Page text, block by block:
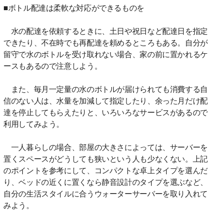
■ボトル配達は柔軟な対応ができるものを
水の配達を依頼するときに、土日や祝日など配達日を指定
できたり、不在時でも再配達を頼めるところもある。自分が
留守で水のボトルを受け取れない場合、家の前に置かれるケ
ースもあるので注意しよう。
また、毎月一定量の水のボトルが届けられても消費する自
信のない人は、水量を加減して指定したり、余った月だけ配
達を停止してもらえたりと、いろいろなサービスがあるので
利用してみよう。
一人暮らしの場合、部屋の大きさによっては、サーバーを
置くスペースがどうしても狭いという人も少なくない。上記
のポイントを参考にして、コンパクトな卓上タイプを選んだ
り、ベッドの近くに置くなら静音設計のタイプを選ぶなど、
自分の生活スタイルに合うウォーターサーバーを取り入れて
みよう。